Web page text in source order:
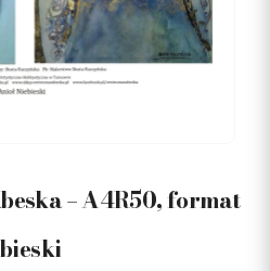
– A4R50, format